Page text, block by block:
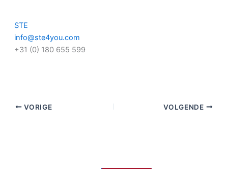
STE
info@ste4you.com
+31 (0) 180 655 599
VORIGE VOLGENDE